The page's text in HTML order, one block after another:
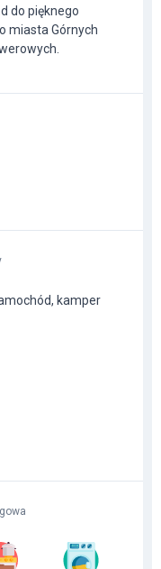
do pięknego
miasta Górnych
kamper